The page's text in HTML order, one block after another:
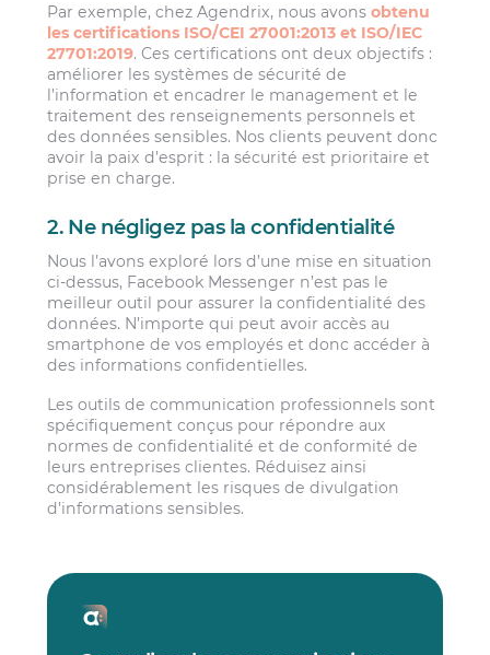
Par exemple, chez Agendrix, nous avonsobtenu
les certifications ISO/CEI 27001:2013 et ISO/IEC
27701:2019. Ces certifications ont deux objectifs :
améliorer les systèmes de sécurité de
l’information et encadrer le management et le
traitement des renseignements personnels et
des données sensibles. Nos clients peuvent donc
avoir la paix d’esprit : la sécurité est prioritaire et
prise en charge.
2. Ne négligez pas la confidentialité
Nous l’avons exploré lors d’une mise en situation
ci-dessus, Facebook Messenger n’est pas le
meilleur outil pour assurer la confidentialité des
données. N’importe qui peut avoir accès au
smartphone de vos employés et donc accéder à
des informations confidentielles.
Les outils de communication professionnels sont
spécifiquement conçus pour répondre aux
normes de confidentialité et de conformité de
leurs entreprises clientes. Réduisez ainsi
considérablement les risques de divulgation
d’informations sensibles.